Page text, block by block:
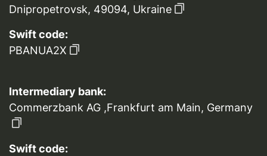
Dnipropetrovsk, 49094, Ukraine
Swift code:
PBANUA2X
Intermediary bank:
Commerzbank AG ,Frankfurt am Main, Germany
Swift code: